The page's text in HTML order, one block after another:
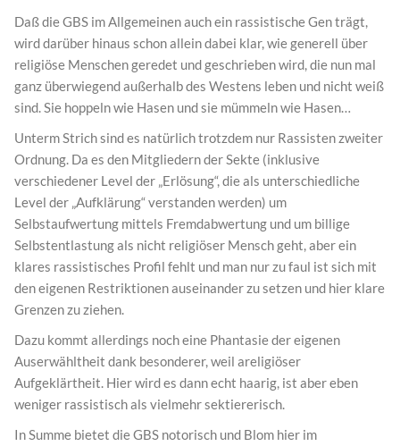
Daß die GBS im Allgemeinen auch ein rassistische Gen trägt,
wird darüber hinaus schon allein dabei klar, wie generell über
religiöse Menschen geredet und geschrieben wird, die nun mal
ganz überwiegend außerhalb des Westens leben und nicht weiß
sind. Sie hoppeln wie Hasen und sie mümmeln wie Hasen…
Unterm Strich sind es natürlich trotzdem nur Rassisten zweiter
Ordnung. Da es den Mitgliedern der Sekte (inklusive
verschiedener Level der „Erlösung“, die als unterschiedliche
Level der „Aufklärung“ verstanden werden) um
Selbstaufwertung mittels Fremdabwertung und um billige
Selbstentlastung als nicht religiöser Mensch geht, aber ein
klares rassistisches Profil fehlt und man nur zu faul ist sich mit
den eigenen Restriktionen auseinander zu setzen und hier klare
Grenzen zu ziehen.
Dazu kommt allerdings noch eine Phantasie der eigenen
Auserwähltheit dank besonderer, weil areligiöser
Aufgeklärtheit. Hier wird es dann echt haarig, ist aber eben
weniger rassistisch als vielmehr sektiererisch.
In Summe bietet die GBS notorisch und Blom hier im